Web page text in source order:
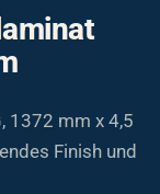
1372 mm x 4,5
Finish und